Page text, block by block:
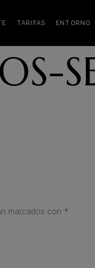
TARIFAS ENTORNO
marcados con *